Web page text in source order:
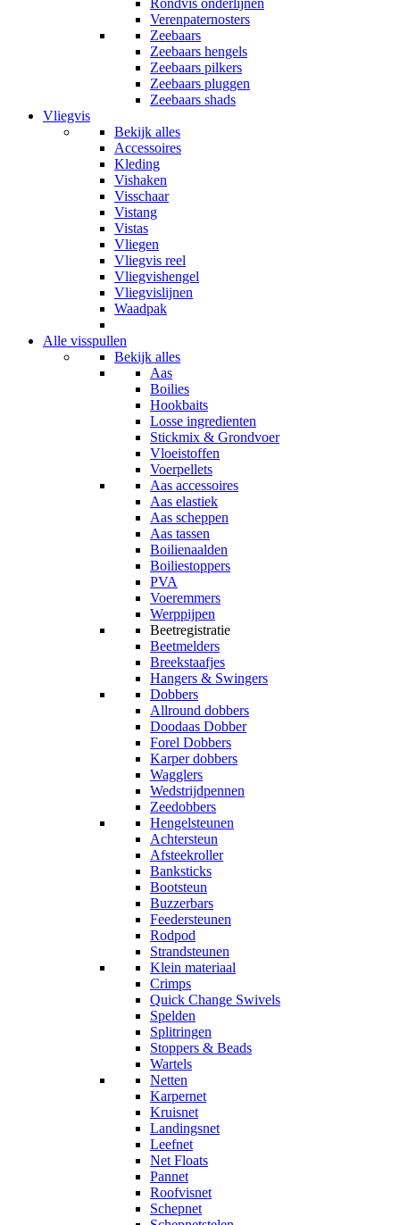
Rondvis onderlijnen
Verenpaternosters
Zeebaars
Zeebaars hengels
Zeebaars pilkers
Zeebaars pluggen
Zeebaars shads
Vliegvis
Bekijk alles
Accessoires
Kleding
Vishaken
Visschaar
Vistang
Vistas
Vliegen
Vliegvis reel
Vliegvishengel
Vliegvislijnen
Waadpak
Alle visspullen
Bekijk alles
Aas
Boilies
Hookbaits
Losse ingredienten
Stickmix & Grondvoer
Vloeistoffen
Voerpellets
Aas accessoires
Aas elastiek
Aas scheppen
Aas tassen
Boilienaalden
Boiliestoppers
PVA
Voeremmers
Werppijpen
Beetregistratie
Beetmelders
Breekstaafjes
Hangers & Swingers
Dobbers
Allround dobbers
Doodaas Dobber
Forel Dobbers
Karper dobbers
Wagglers
Wedstrijdpennen
Zeedobbers
Hengelsteunen
Achtersteun
Afsteekroller
Banksticks
Bootsteun
Buzzerbars
Feedersteunen
Rodpod
Strandsteunen
Klein materiaal
Crimps
Quick Change Swivels
Spelden
Splitringen
Stoppers & Beads
Wartels
Netten
Karpernet
Kruisnet
Landingsnet
Leefnet
Net Floats
Pannet
Roofvisnet
Schepnet